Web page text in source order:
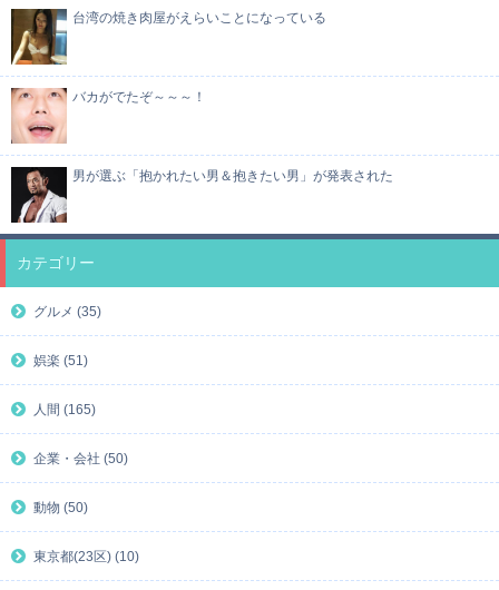
台湾の焼き肉屋がえらいことになっている
バカがでたぞ～～～！
男が選ぶ「抱かれたい男＆抱きたい男」が発表された
カテゴリー
グルメ (35)
娯楽 (51)
人間 (165)
企業・会社 (50)
動物 (50)
東京都(23区) (10)